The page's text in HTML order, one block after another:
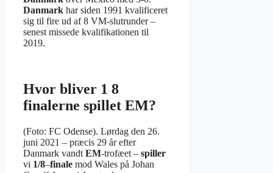
Danmark har siden 1991 kvalificeret
sig til fire ud af 8 VM-slutrunder –
senest missede kvalifikationen til
2019.
Hvor bliver 1 8
finalerne spillet EM?
(Foto: FC Odense). Lørdag den 26.
juni 2021 – præcis 29 år efter
Danmark vandt EM-trofæet – spiller
vi 1/8–finale mod Wales på Johan